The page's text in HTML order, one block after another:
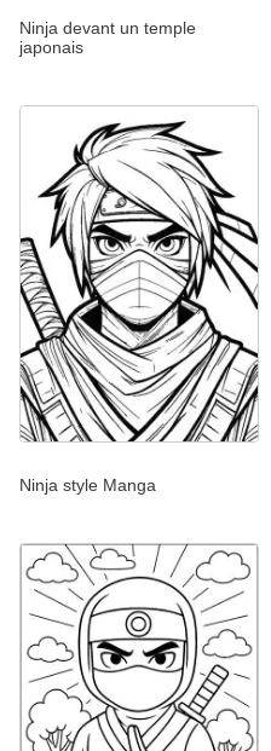
Ninja devant un temple
japonais
Ninja style Manga